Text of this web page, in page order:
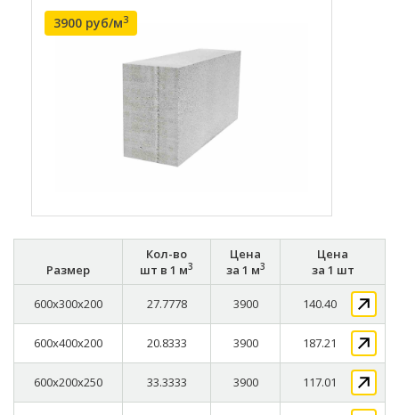
3900 руб/м3
Размер
Кол-во
шт в 1 м3
Цена
за 1 м3
Цена
за 1 шт
600x300x200 27.7778 3900 140.40
600x400x200 20.8333 3900 187.21
600x200x250 33.3333 3900 117.01